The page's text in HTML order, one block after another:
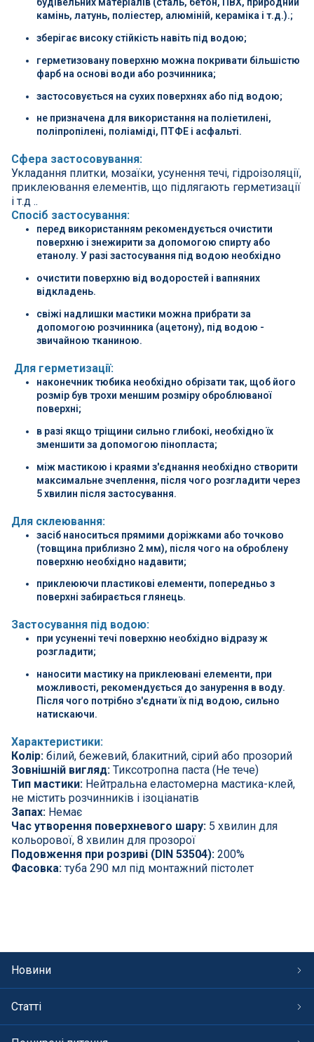
камінь, латунь, поліестер, алюміній, кераміка і т.д.).;
зберігає високу стійкість навіть під водою;
герметизовану поверхню можна покривати більшістю
фарб на основі води або розчинника;
застосовується на сухих поверхнях або під водою;
не призначена для використання на поліетилені,
поліпропілені, поліаміді, ПТФЕ і асфальті.
Сфера застосовування:
Укладання плитки, мозаїки, усунення течі, гідроізоляції,
приклеювання елементів, що підлягають герметизації
і т.д ..
Спосіб застосування:
перед використанням рекомендується очистити
поверхню і знежирити за допомогою спирту або
етанолу. У разі застосування під водою необхідно
очистити поверхню від водоростей і вапняних
відкладень.
свіжі надлишки мастики можна прибрати за
допомогою розчинника (ацетону), під водою -
звичайною тканиною.
Для герметизації:
наконечник тюбика необхідно обрізати так, щоб його
розмір був трохи меншим розміру оброблюваної
поверхні;
в разі якщо тріщини сильно глибокі, необхідно їх
зменшити за допомогою пінопласта;
між мастикою і краями з'єднання необхідно створити
максимальне зчеплення, після чого розгладити через
5 хвилин після застосування.
Для склеювання:
засіб наноситься прямими доріжками або точково
(товщина приблизно 2 мм), після чого на оброблену
поверхню необхідно надавити;
приклеюючи пластикові елементи, попередньо з
поверхні забирається глянець.
Застосування під водою:
при усуненні течі поверхню необхідно відразу ж
розгладити;
наносити мастику на приклеювані елементи, при
можливості, рекомендується до занурення в воду.
Після чого потрібно з'єднати їх під водою, сильно
натискаючи.
Характеристики:
Колір: білий, бежевий, блакитний, сірий або прозорий
Зовнішній вигляд: Тиксотропна паста (Не тече)
Тип мастики: Нейтральна еластомерна мастика-клей,
не містить розчинників і ізоціанатів
Запах: Немає
Час утворення поверхневого шару: 5 хвилин для
кольорової, 8 хвилин для прозорої
Подовження при розриві (DIN 53504): 200%
Фасовка: туба 290 мл під монтажний пістолет
Новини
Статті